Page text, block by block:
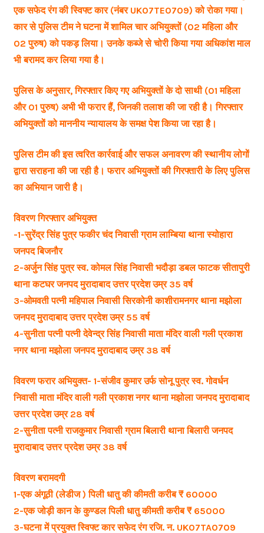
एक सफेद रंग की स्विफ्ट कार (नंबर UK07TE0709) को रोका गया।
कार से पुलिस टीम ने घटना में शामिल चार अभियुक्तों (02 महिला और
02 पुरुष) को पकड़ लिया। उनके कब्जे से चोरी किया गया अधिकांश माल
भी बरामद कर लिया गया है।
पुलिस के अनुसार, गिरफ्तार किए गए अभियुक्तों के दो साथी (01 महिला
और 01 पुरुष) अभी भी फरार हैं, जिनकी तलाश की जा रही है। गिरफ्तार
अभियुक्तों को माननीय न्यायालय के समक्ष पेश किया जा रहा है।
पुलिस टीम की इस त्वरित कार्रवाई और सफल अनावरण की स्थानीय लोगों
द्वारा सराहना की जा रही है। फरार अभियुक्तों की गिरफ्तारी के लिए पुलिस
का अभियान जारी है।
विवरण गिरफ्तार अभियुक्त
-1-सुरेंद्र सिंह पुत्र फकीर चंद निवासी ग्राम लाम्बिया थाना स्योहारा
जनपद बिजनौर
2-अर्जुन सिंह पुत्र स्व. कोमल सिंह निवासी भदौड़ा डबल फाटक सीतापुरी
थाना कटघर जनपद मुरादाबाद उत्तर प्रदेश उम्र 35 वर्ष
3-ओमवती पत्नी महिपाल निवासी सिरकोनी काशीरामनगर थाना मझोला
जनपद मुरादाबाद उत्तर प्रदेश उम्र 55 वर्ष
4-सुनीता पत्नी पत्नी देवेन्द्र सिंह निवासी माता मंदिर वाली गली प्रकाश
नगर थाना मझोला जनपद मुरादाबाद उम्र 38 वर्ष
विवरण फरार अभियुक्त- 1-संजीव कुमार उर्फ सोनू पुत्र स्व. गोवर्धन
निवासी माता मंदिर वाली गली प्रकाश नगर थाना मझोला जनपद मुरादाबाद
उत्तर प्रदेश उम्र 28 वर्ष
2-सुनीता पत्नी राजकुमार निवासी ग्राम बिलारी थाना बिलारी जनपद
मुरादाबाद उत्तर प्रदेश उम्र 38 वर्ष
विवरण बरामदगी
1-एक अंगूठी (लेडीज ) पिली धातु की कीमती करीब ₹ 60000
2-एक जोड़ी कान के कुण्डल पिली धातु कीमती करीब ₹ 65000
3-घटना में प्रयुक्त स्विफ्ट कार सफेद रंग रजि. न. UK07TA0709